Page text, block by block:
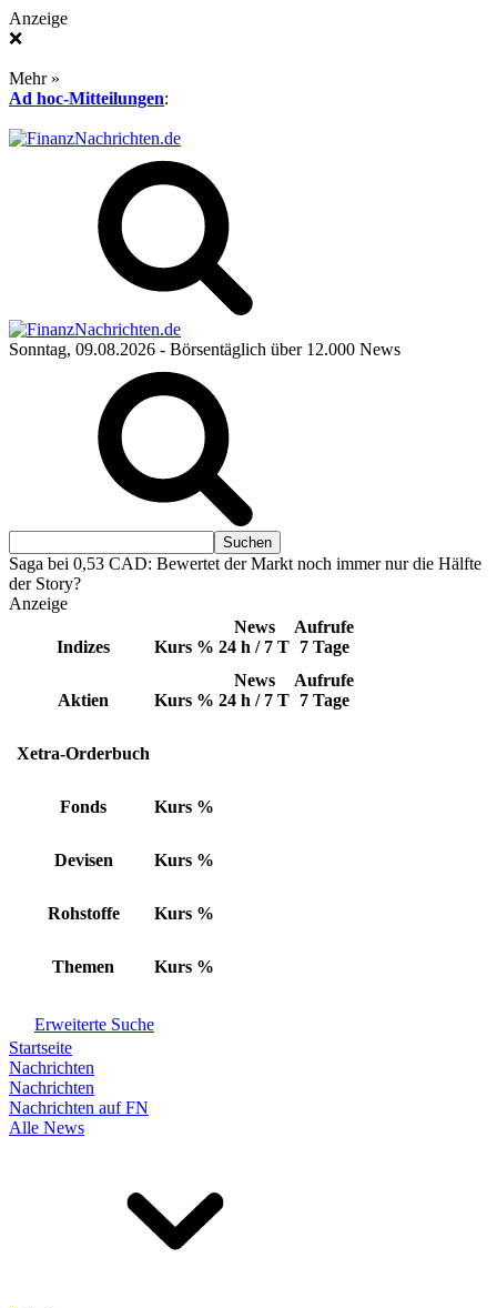
Anzeige
❌
Mehr »
Ad hoc-Mitteilungen:
Sonntag, 09.08.2026 - Börsentäglich über 12.000 News
Saga bei 0,53 CAD: Bewertet der Markt noch immer nur die Hälfte
der Story?
Anzeige
Indizes Kurs %
News
24 h / 7 T
Aufrufe
7 Tage
Aktien Kurs %
News
24 h / 7 T
Aufrufe
7 Tage
Xetra-Orderbuch
Fonds Kurs %
Devisen Kurs %
Rohstoffe Kurs %
Themen Kurs %
Erweiterte Suche
Startseite
Nachrichten
Nachrichten
Nachrichten auf FN
Alle News